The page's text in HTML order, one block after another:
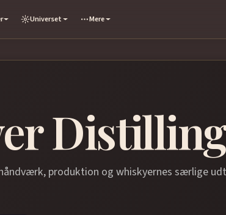
Universet Mere
Distilling
produktion og whiskyernes særlige